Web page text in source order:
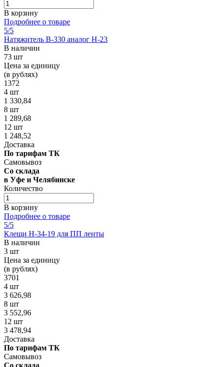
В корзину
Подробнее о товаре
5/5
Натяжитель В-330 аналог Н-23
В наличии
73 шт
Цена за единицу
(в рублях)
1372
4 шт
1 330,84
8 шт
1 289,68
12 шт
1 248,52
Доставка
По тарифам ТК
Самовывоз
Со склада
в Уфе и Челябинске
Количество
В корзину
Подробнее о товаре
5/5
Клещи Н-34-19 для ПП ленты
В наличии
3 шт
Цена за единицу
(в рублях)
3701
4 шт
3 626,98
8 шт
3 552,96
12 шт
3 478,94
Доставка
По тарифам ТК
Самовывоз
Со склада